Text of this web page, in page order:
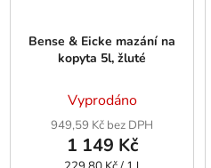
Bense & Eicke mazání na
kopyta 5l, žluté
Vyprodáno
949,59 Kč bez DPH
1 149 Kč